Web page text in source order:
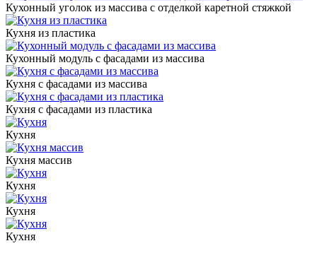
Кухонный уголок из массива с отделкой каретной стяжкой
Кухня из пластика
Кухонный модуль с фасадами из массива
Кухня с фасадами из массива
Кухня с фасадами из пластика
Кухня
Кухня массив
Кухня
Кухня
Кухня